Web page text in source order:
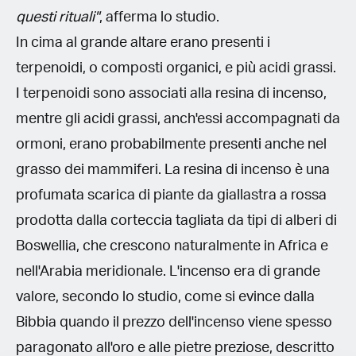
questi rituali", afferma lo studio.
In cima al grande altare erano presenti i
terpenoidi, o composti organici, e più acidi grassi.
I terpenoidi sono associati alla resina di incenso,
mentre gli acidi grassi, anch'essi accompagnati da
ormoni, erano probabilmente presenti anche nel
grasso dei mammiferi. La resina di incenso è una
profumata scarica di piante da giallastra a rossa
prodotta dalla corteccia tagliata da tipi di alberi di
Boswellia, che crescono naturalmente in Africa e
nell'Arabia meridionale. L'incenso era di grande
valore, secondo lo studio, come si evince dalla
Bibbia quando il prezzo dell'incenso viene spesso
paragonato all'oro e alle pietre preziose, descritto